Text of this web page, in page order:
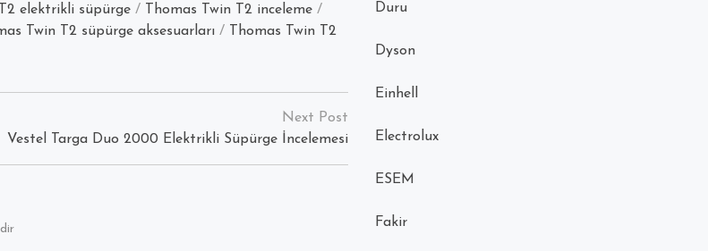
elektrikli süpürge / Thomas Twin T2 inceleme /
Twin T2 süpürge aksesuarları / Thomas Twin T2
Vestel Targa Duo 2000 Elektrikli Süpürge İncelemesi
Duru
Dyson
Einhell
Electrolux
ESEM
Fakir